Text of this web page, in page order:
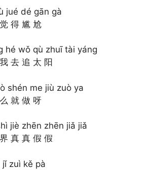
jué dé gān gà
得 尴 尬
hé wǒ qù zhuī tài yáng
去 追 太 阳
shén me jiù zuò ya
就 做 呀
jiè zhēn zhēn jiǎ jiǎ
真 真 假 假
zuì kě pà